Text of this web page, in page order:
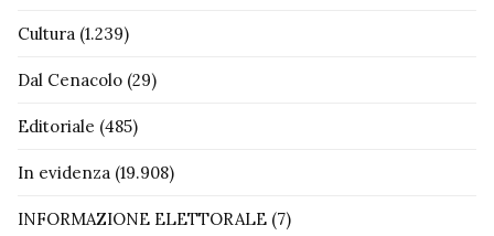
Cultura (1.239)
Dal Cenacolo (29)
Editoriale (485)
In evidenza (19.908)
INFORMAZIONE ELETTORALE (7)